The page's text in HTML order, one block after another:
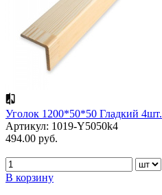
Уголок 1200*50*50 Гладкий 4шт.
Артикул: 1019-Y5050k4
494.00 руб.
В корзину